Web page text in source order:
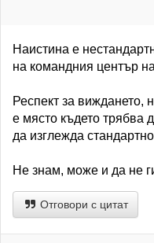
Наистина е
на командния център
Респект за виждането,
е място където трябва
да изглежда
Не знам, може и да не
Отговори с цитат